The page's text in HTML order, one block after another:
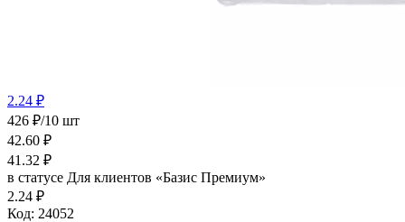
2.24 ₽
426 ₽/10 шт
42.60 ₽
41.32 ₽
в статусе Для клиентов «Базис Премиум»
2.24 ₽
Код: 24052